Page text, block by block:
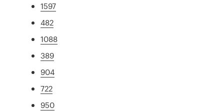
1597
482
1088
389
904
722
950